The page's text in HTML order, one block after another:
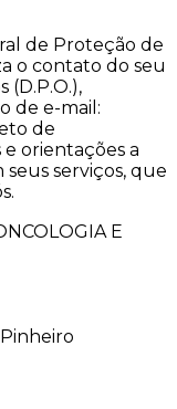
de Proteção de
o contato do seu
(D.P.O.),
de e-mail:
de
orientações a
seus serviços, que
E